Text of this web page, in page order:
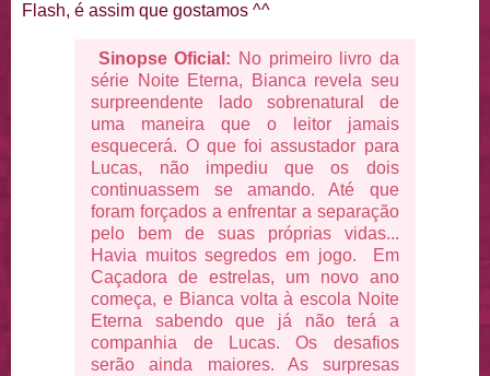
Flash, é assim que gostamos ^^
Sinopse Oficial: No primeiro livro da
série Noite Eterna, Bianca revela seu
surpreendente lado sobrenatural de
uma maneira que o leitor jamais
esquecerá. O que foi assustador para
Lucas, não impediu que os dois
continuassem se amando. Até que
foram forçados a enfrentar a separação
pelo bem de suas próprias vidas...
Havia muitos segredos em jogo. Em
Caçadora de estrelas, um novo ano
começa, e Bianca volta à escola Noite
Eterna sabendo que já não terá a
companhia de Lucas. Os desafios
serão ainda maiores. As surpresas